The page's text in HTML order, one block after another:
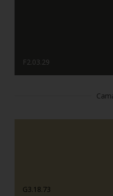
F2.03.29
G3.18.73